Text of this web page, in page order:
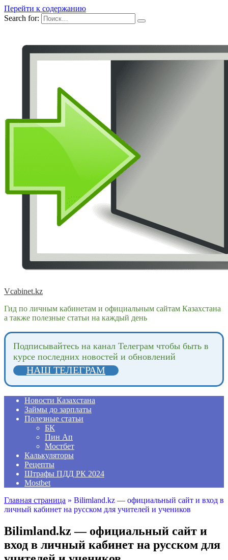
Перейти к содержанию
Search for:
Vcabinet.kz
Гид по личным кабинетам и официальным сайтам Казахстана
а также полезные статьи на каждый день
Подпиcывайтесь на канал Телеграм чтобы быть в
курсе последних новостей и обновлений
НАШ ТЕЛЕГРАМ
Новости Казахстана
Займы до зарплаты
Полезные статьи
БК
Пин Ап
Мостбет
Калькуляторы
Рецепты
Штрафы ПДД РК 2024
Mostbet
Главная страница » Bilimland.kz — официальный сайт и вход в
личный кабинет на русском для учителей и учеников
Bilimland.kz — официальный сайт и
вход в личный кабинет на русском для